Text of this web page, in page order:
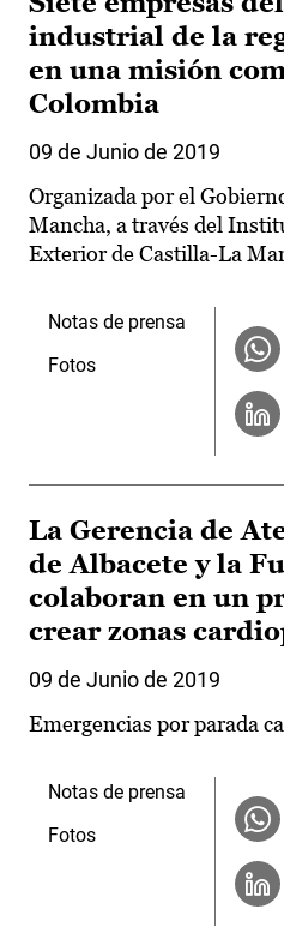
industrial de la
en una misión
Colombia
09 de Junio de 2019
Organizada por el
Mancha, a través del
Exterior de Castilla-La
Notas de prensa
Fotos
La Gerencia de
de Albacete y la
colaboran en un
crear zonas
09 de Junio de 2019
Emergencias por parada
Notas de prensa
Fotos